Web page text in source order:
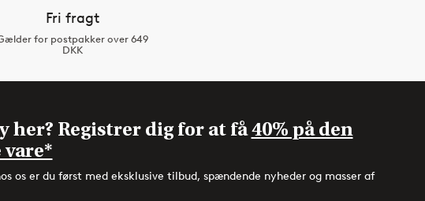
Fri fragt
for postpakker over 649
DKK
her? Registrer dig for at få40% på den
vare*
os er du først med eksklusive tilbud, spændende nyheder og masser af